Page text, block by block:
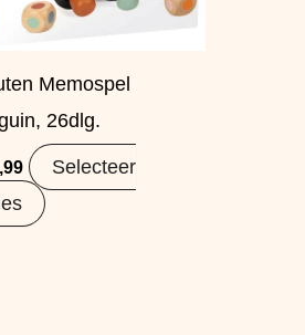
Memospel
26dlg.
Selecteer